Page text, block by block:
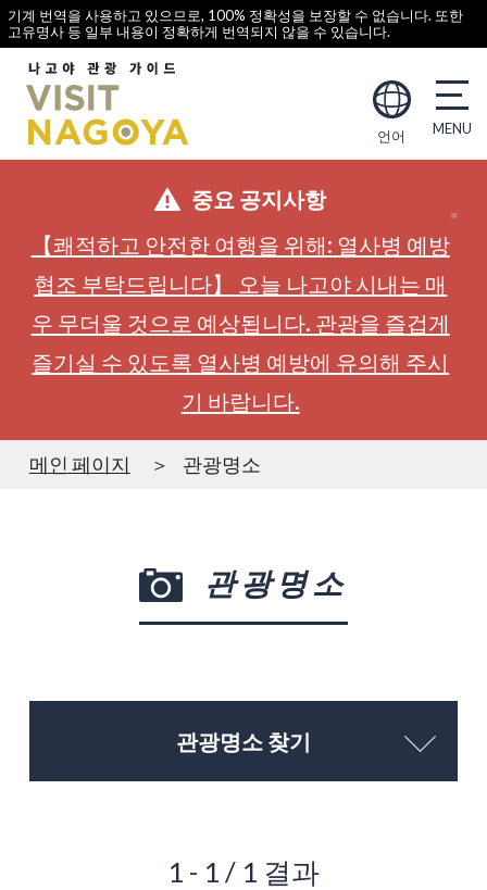
기계 번역을 사용하고 있으므로, 100% 정확성을 보장할 수 없습니다. 또한
고유명사 등 일부 내용이 정확하게 번역되지 않을 수 있습니다.
언어
중요 공지사항
【쾌적하고 안전한 여행을 위해: 열사병 예방
협조 부탁드립니다】 오늘 나고야 시내는 매
우 무더울 것으로 예상됩니다. 관광을 즐겁게
즐기실 수 있도록 열사병 예방에 유의해 주시
기 바랍니다.
메인 페이지 관광명소
관광명소
관광명소 찾기
1 - 1 / 1 결과